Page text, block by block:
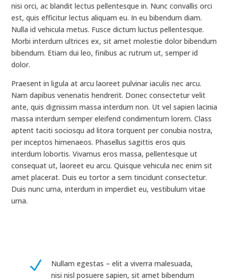
nisi orci, ac blandit lectus pellentesque in. Nunc convallis orci
est, quis efficitur lectus aliquam eu. In eu bibendum diam.
Nulla id vehicula metus. Fusce dictum luctus pellentesque.
Morbi interdum ultrices ex, sit amet molestie dolor bibendum
bibendum. Etiam dui leo, finibus ac rutrum ut, semper id
dolor.
Praesent in ligula at arcu laoreet pulvinar iaculis nec arcu.
Nam dapibus venenatis hendrerit. Donec consectetur velit
ante, quis dignissim massa interdum non. Ut vel sapien lacinia
massa interdum semper eleifend condimentum lorem. Class
aptent taciti sociosqu ad litora torquent per conubia nostra,
per inceptos himenaeos. Phasellus sagittis eros quis
interdum lobortis. Vivamus eros massa, pellentesque ut
consequat ut, laoreet eu arcu. Quisque vehicula nec enim sit
amet placerat. Duis eu tortor a sem tincidunt consectetur.
Duis nunc urna, interdum in imperdiet eu, vestibulum vitae
urna.
N
Nullam egestas – elit a viverra malesuada,
nisi nisl posuere sapien, sit amet bibendum